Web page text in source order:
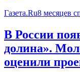
Газета.Ru8 месяцев
В России
долина».
оценили